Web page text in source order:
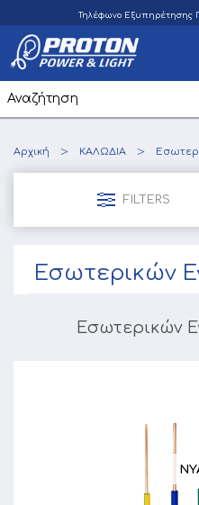
Τηλέφωνο Εξυπηρέτησης
Σύνδεση
Αρχική ΚΑΛΩΔΙΑ
FILTERS
Εσωτερικών
Εσωτερικών